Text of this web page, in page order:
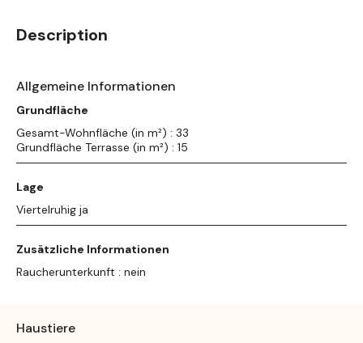
Description
Allgemeine Informationen
Grundfläche
Gesamt-Wohnfläche (in m²) : 33
Grundfläche Terrasse (in m²) : 15
Lage
Viertelruhig ja
Zusätzliche Informationen
Raucherunterkunft : nein
Haustiere